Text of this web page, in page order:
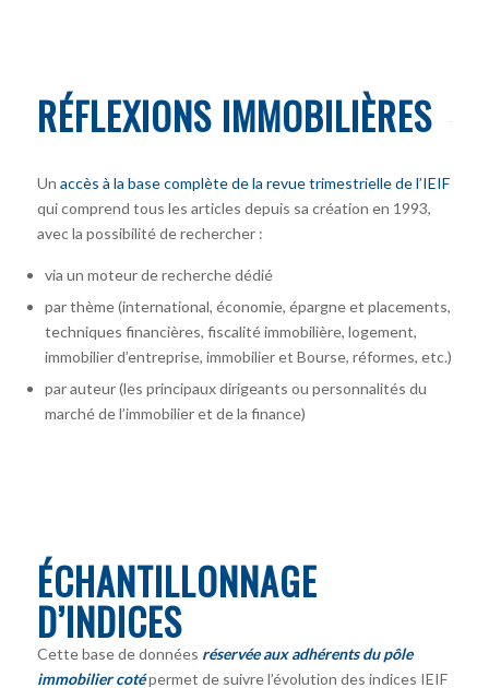
RÉFLEXIONS IMMOBILIÈRES
Un accès à la base complète de la revue trimestrielle de l’IEIF
qui comprend tous les articles depuis sa création en 1993,
avec la possibilité de rechercher :
via un moteur de recherche dédié
par thème (international, économie, épargne et placements,
techniques financières, fiscalité immobilière, logement,
immobilier d’entreprise, immobilier et Bourse, réformes, etc.)
par auteur (les principaux dirigeants ou personnalités du
marché de l’immobilier et de la finance)
ÉCHANTILLONNAGE
D’INDICES
Cette base de données réservée aux adhérents du pôle
immobilier coté permet de suivre l’évolution des indices IEIF